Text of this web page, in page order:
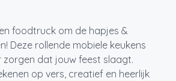
foodtruck om de hapjes &
Deze rollende mobiele keukens
zorgen dat jouw feest slaagt.
op vers, creatief en heerlijk